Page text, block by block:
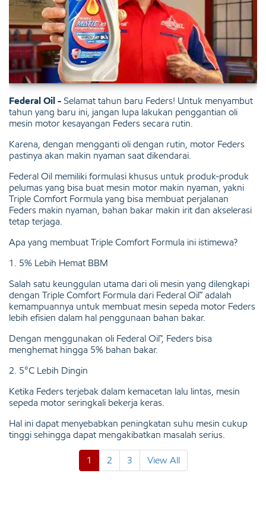
Federal Oil - Selamat tahun baru Feders! Untuk menyambut
tahun yang baru ini, jangan lupa lakukan penggantian oli
mesin motor kesayangan Feders secara rutin.
Karena, dengan mengganti oli dengan rutin, motor Feders
pastinya akan makin nyaman saat dikendarai.
Federal Oil memiliki formulasi khusus untuk produk-produk
pelumas yang bisa buat mesin motor makin nyaman, yakni
Triple Comfort Formula yang bisa membuat perjalanan
Feders makin nyaman, bahan bakar makin irit dan akselerasi
tetap terjaga.
Apa yang membuat Triple Comfort Formula ini istimewa?
1. 5% Lebih Hemat BBM
Salah satu keunggulan utama dari oli mesin yang dilengkapi
dengan Triple Comfort Formula dari Federal Oil™ adalah
kemampuannya untuk membuat mesin sepeda motor Feders
lebih efisien dalam hal penggunaan bahan bakar.
Dengan menggunakan oli Federal Oil™, Feders bisa
menghemat hingga 5% bahan bakar.
2. 5°C Lebih Dingin
Ketika Feders terjebak dalam kemacetan lalu lintas, mesin
sepeda motor seringkali bekerja keras.
Hal ini dapat menyebabkan peningkatan suhu mesin cukup
tinggi sehingga dapat mengakibatkan masalah serius.
1 2 3 View All